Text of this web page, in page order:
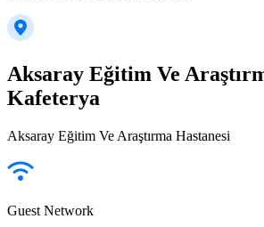
Aksaray Eğitim Ve
Kafeterya
Aksaray Eğitim Ve Araştırma Hastanesi
Guest Network